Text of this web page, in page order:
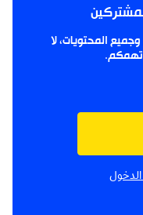
المحتويات، لا
تهمكم.